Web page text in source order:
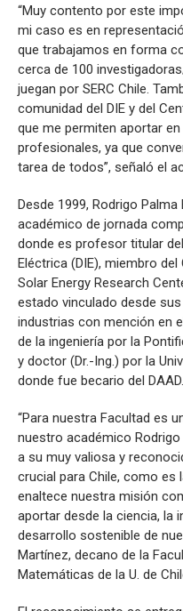
“Muy contento por este
mi caso es en
que trabajamos en forma
cerca de 100
juegan por SERC Chile.
comunidad del DIE y del
que me permiten aportar
profesionales, ya que
tarea de todos”, señaló el
Desde 1999, Rodrigo
académico de jornada
donde es profesor titular
Eléctrica (DIE), miembro
Solar Energy Research
estado vinculado desde
industrias con mención en
de la ingeniería por la
y doctor (Dr.-Ing.) por la
donde fue becario del DAAD.
“Para nuestra Facultad es
nuestro académico
a su muy valiosa y
crucial para Chile, como es
enaltece nuestra misión
aportar desde la ciencia, la
desarrollo sostenible de
Martínez, decano de la
Matemáticas de la U. de